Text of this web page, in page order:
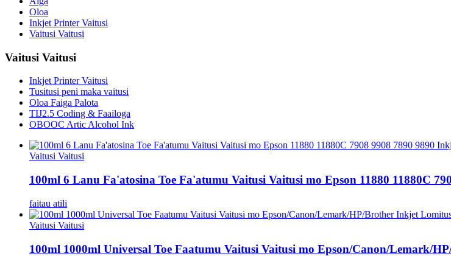
Oloa
Inkjet Printer Vaitusi
Vaitusi Vaitusi
Vaitusi Vaitusi
Inkjet Printer Vaitusi
Tusitusi peni maka vaitusi
Oloa Faiga Palota
TIJ2.5 Coding & Faailoga
OBOOC Artic Alcohol Ink
Vaitusi Vaitusi
100ml 6 Lanu Fa'atosina Toe Fa'atumu Vaitusi Vaitusi mo Epson 11880 11880C
faitau atili
Vaitusi Vaitusi
100ml 1000ml Universal Toe Faatumu Vaitusi Vaitusi mo Epson/Canon/Lemark/